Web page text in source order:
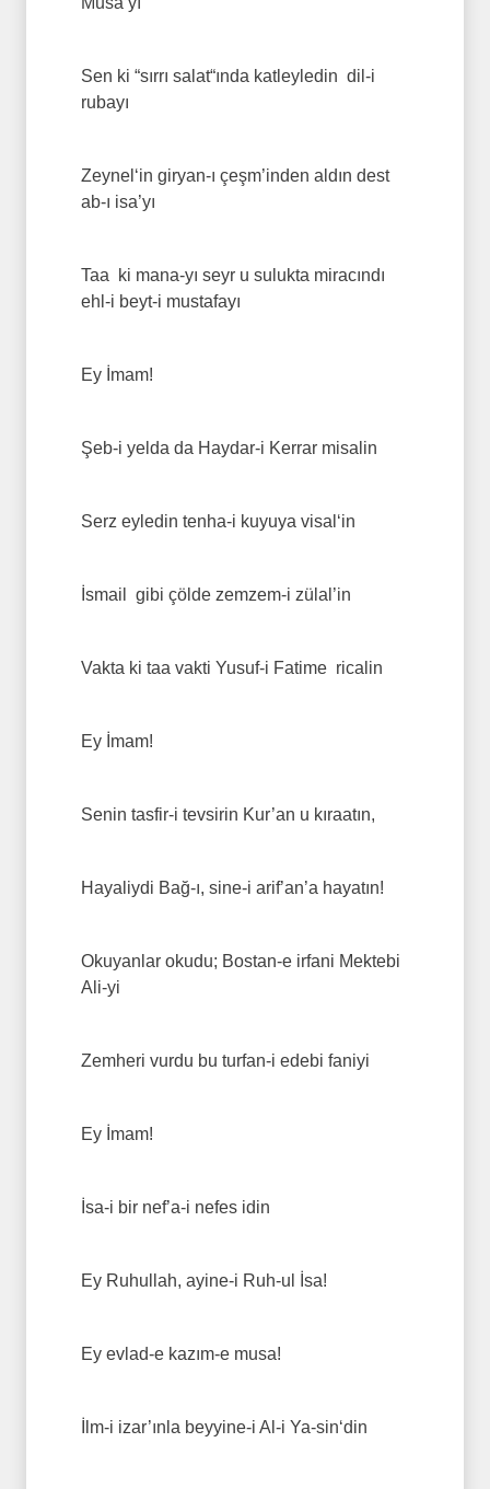
Sen ki “sırrı salat“ında katleyledin dil-i
rubayı
Zeynel‘in giryan-ı çeşm’inden aldın dest
ab-ı isa’yı
Taa ki mana-yı seyr u sulukta miracındı
ehl-i beyt-i mustafayı
Ey İmam!
Şeb-i yelda da Haydar-i Kerrar misalin
Serz eyledin tenha-i kuyuya visal‘in
İsmail gibi çölde zemzem-i zülal’in
Vakta ki taa vakti Yusuf-i Fatime ricalin
Ey İmam!
Senin tasfir-i tevsirin Kur’an u kıraatın,
Hayaliydi Bağ-ı, sine-i arif’an’a hayatın!
Okuyanlar okudu; Bostan-e irfani Mektebi
Ali-yi
Zemheri vurdu bu turfan-i edebi faniyi
Ey İmam!
İsa-i bir nef’a-i nefes idin
Ey Ruhullah, ayine-i Ruh-ul İsa!
Ey evlad-e kazım-e musa!
İlm-i izar’ınla beyyine-i Al-i Ya-sin‘din